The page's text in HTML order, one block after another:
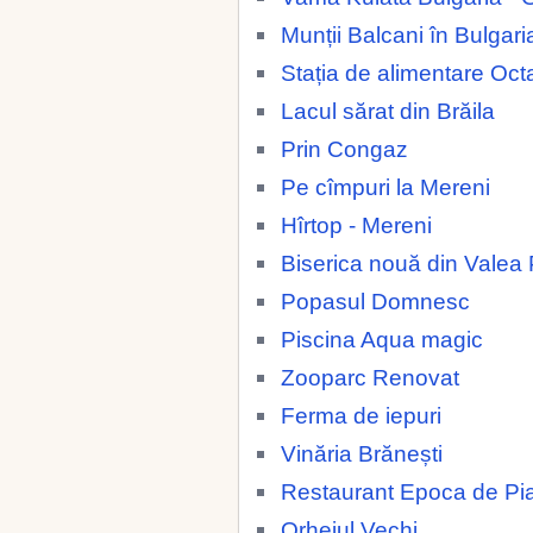
Munții Balcani în
Stația de alimentare
Lacul sărat din Brăila
Prin Congaz
Pe cîmpuri la Mereni
Hîrtop - Mereni
Biserica nouă din Valea
Popasul Domnesc
Piscina Aqua magic
Zooparc Renovat
Ferma de iepuri
Vinăria Brănești
Restaurant Epoca de